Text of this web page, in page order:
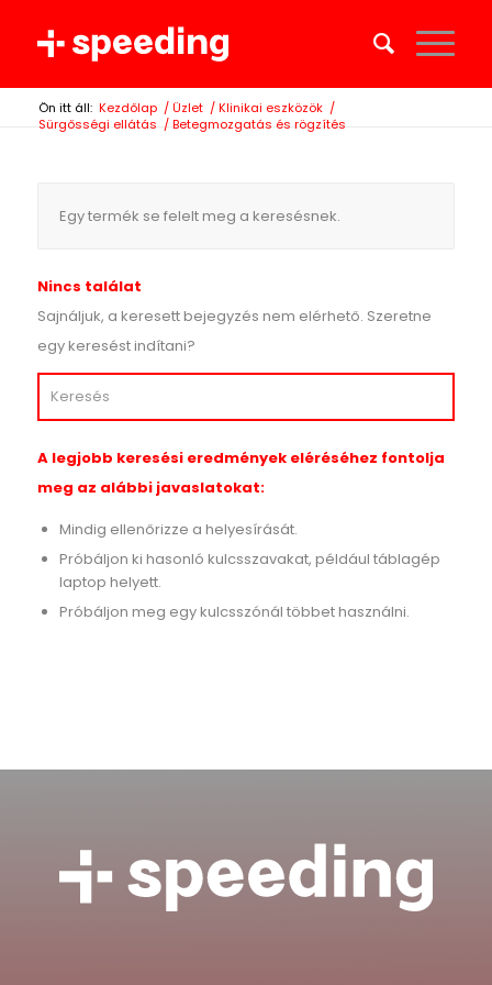
Ön itt áll: Kezdőlap / Üzlet / Klinikai eszközök /
Sürgősségi ellátás / Betegmozgatás és rögzítés
Egy termék se felelt meg a keresésnek.
Nincs találat
Sajnáljuk, a keresett bejegyzés nem elérhető. Szeretne
egy keresést indítani?
A legjobb keresési eredmények eléréséhez fontolja
meg az alábbi javaslatokat:
Mindig ellenőrizze a helyesírását.
Próbáljon ki hasonló kulcsszavakat, például táblagép
laptop helyett.
Próbáljon meg egy kulcsszónál többet használni.